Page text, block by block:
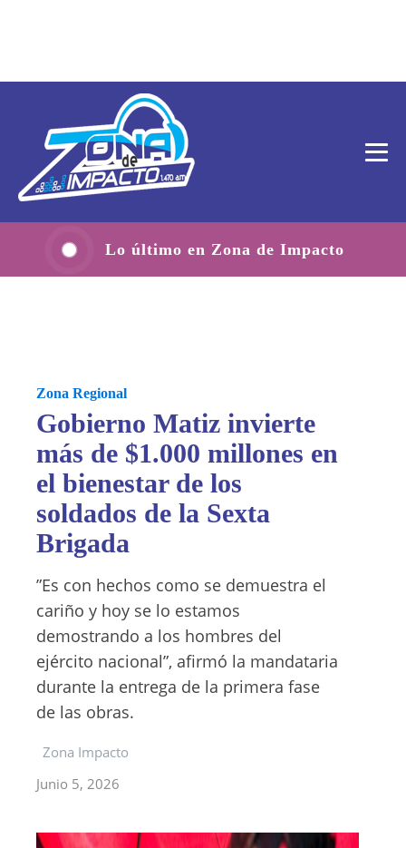
Lo último en Zona de Impacto
Zona Regional
Gobierno Matiz invierte
más de $1.000 millones en
el bienestar de los
soldados de la Sexta
Brigada
”Es con hechos como se demuestra el
cariño y hoy se lo estamos
demostrando a los hombres del
ejército nacional”, afirmó la mandataria
durante la entrega de la primera fase
de las obras.
Zona Impacto
Junio 5, 2026